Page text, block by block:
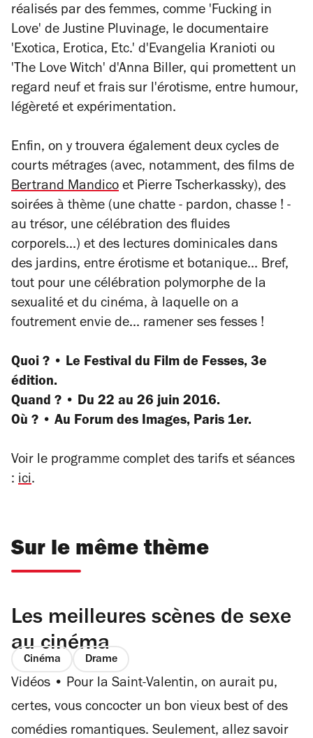
réalisés par des femmes, comme 'Fucking in
Love' de Justine Pluvinage, le documentaire
'Exotica, Erotica, Etc.' d'Evangelia Kranioti ou
'The Love Witch' d'Anna Biller, qui promettent un
regard neuf et frais sur l'érotisme, entre humour,
légèreté et expérimentation.
Enfin, on y trouvera également deux cycles de
courts métrages (avec, notamment, des films de
Bertrand Mandico et Pierre Tscherkassky), des
soirées à thème (une chatte - pardon, chasse ! -
au trésor, une célébration des fluides
corporels...) et des lectures dominicales dans
des jardins, entre érotisme et botanique... Bref,
tout pour une célébration polymorphe de la
sexualité et du cinéma, à laquelle on a
foutrement envie de... ramener ses fesses !
Quoi ? • Le Festival du Film de Fesses, 3e
édition.
Quand ? • Du 22 au 26 juin 2016.
Où ? • Au Forum des Images, Paris 1er.
Voir le programme complet des tarifs et séances
: ici.
Sur le même thème
Les meilleures scènes de sexe
au cinéma
Cinéma Drame
Vidéos • Pour la Saint-Valentin, on aurait pu,
certes, vous concocter un bon vieux best of des
comédies romantiques. Seulement, allez savoir